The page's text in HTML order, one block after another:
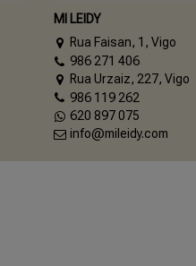
MI LEIDY
Rua Faisan, 1, Vigo
986 271 406
Rua Urzaiz, 227, Vigo
986 119 262
620 897 075
info@mileidy.com